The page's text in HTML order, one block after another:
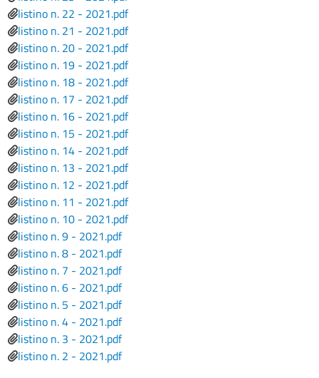
File
listino n. 22 - 2021.pdf
File
listino n. 21 - 2021.pdf
File
listino n. 20 - 2021.pdf
File
listino n. 19 - 2021.pdf
File
listino n. 18 - 2021.pdf
File
listino n. 17 - 2021.pdf
File
listino n. 16 - 2021.pdf
File
listino n. 15 - 2021.pdf
File
listino n. 14 - 2021.pdf
File
listino n. 13 - 2021.pdf
File
listino n. 12 - 2021.pdf
File
listino n. 11 - 2021.pdf
File
listino n. 10 - 2021.pdf
File
listino n. 9 - 2021.pdf
File
listino n. 8 - 2021.pdf
File
listino n. 7 - 2021.pdf
File
listino n. 6 - 2021.pdf
File
listino n. 5 - 2021.pdf
File
listino n. 4 - 2021.pdf
File
listino n. 3 - 2021.pdf
File
listino n. 2 - 2021.pdf